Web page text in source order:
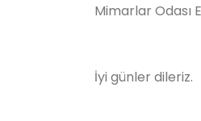
Mimarlar Odası
İyi günler dileriz.